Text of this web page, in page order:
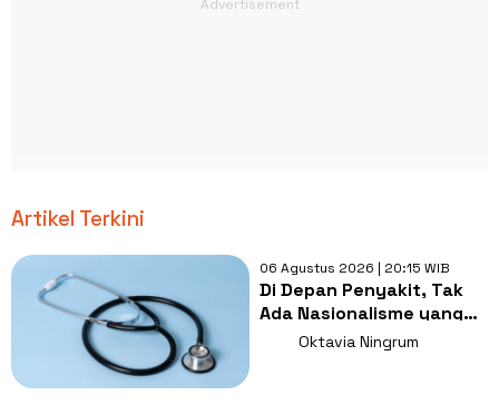
Artikel Terkini
06 Agustus 2026 | 20:15 WIB
Di Depan Penyakit, Tak
Ada Nasionalisme yang
Lebih Penting dari
Oktavia Ningrum